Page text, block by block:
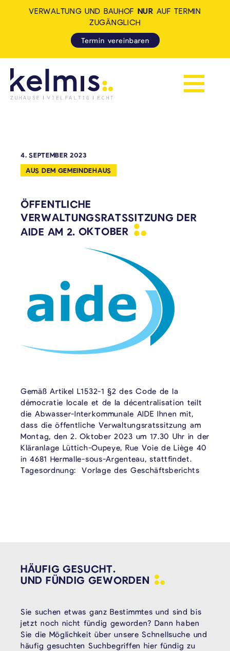
Navigation
VERWALTUNG UND BAUHOF NUR AUF TERMIN
ZUGÄNGLICH
Termin vereinbaren
4. SEPTEMBER 2023
AUS DEM GEMEINDEHAUS
ÖFFENTLICHE
VERWALTUNGSRATSSITZUNG DER
AIDE AM 2. OKTOBER
Gemäß Artikel L1532-1 §2 des Code de la
démocratie locale et de la décentralisation teilt
die Abwasser-Interkommunale AIDE Ihnen mit,
dass die öffentliche Verwaltungsratssitzung am
Montag, den 2. Oktober 2023 um 17.30 Uhr in der
Kläranlage Lüttich-Oupeye, Rue Voie de Liège 40
in 4681 Hermalle-sous-Argenteau, stattfindet.
Tagesordnung: Vorlage des Geschäftsberichts
HÄUFIG GESUCHT.
UND FÜNDIG GEWORDEN
Sie suchen etwas ganz Bestimmtes und sind bis
jetzt noch nicht fündig geworden? Dann haben
Sie die Möglichkeit über unsere Schnellsuche und
häufig gesuchten Suchbegriffen hier fündig zu